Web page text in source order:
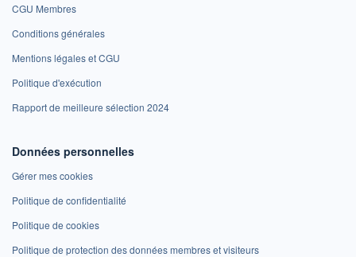
CGU Membres
Conditions générales
Mentions légales et CGU
Politique d'exécution
Rapport de meilleure sélection 2024
Données personnelles
Gérer mes cookies
Politique de confidentialité
Politique de cookies
Politique de protection des données membres et visiteurs